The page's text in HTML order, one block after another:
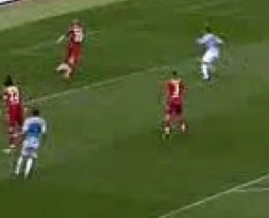
pětiboj
hry
Veslování
Vodní slalom
Volejbal